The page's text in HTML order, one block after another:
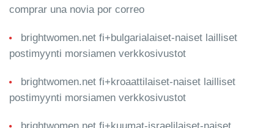
comprar una novia por correo
brightwomen.net fi+bulgarialaiset-naiset lailliset
postimyynti morsiamen verkkosivustot
brightwomen.net fi+kroaattilaiset-naiset lailliset
postimyynti morsiamen verkkosivustot